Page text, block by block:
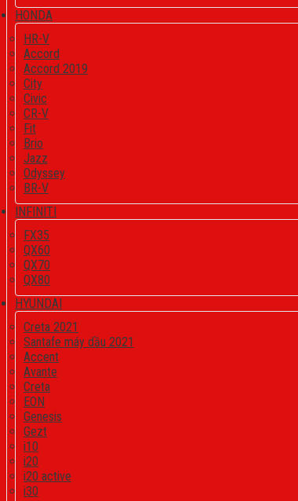
HONDA
HR-V
Accord
Accord 2019
City
Civic
CR-V
Fit
Brio
Jazz
Odyssey
BR-V
INFINITI
FX35
QX60
QX70
QX80
HYUNDAI
Creta 2021
Santafe máy dầu 2021
Accent
Avante
Creta
EON
Genesis
Gezt
i10
i20
i20 active
i30